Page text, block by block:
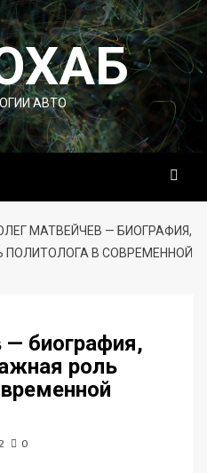
АВТО
МАТВЕЙЧЕВ — БИОГРАФИЯ,
В СОВРЕМЕННОЙ
— биография,
роль
0